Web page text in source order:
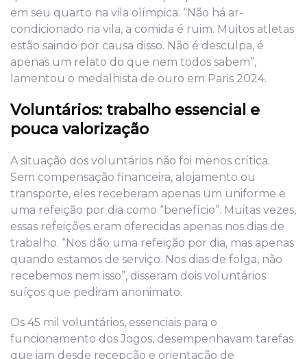
em seu quarto na vila olímpica. “Não há ar-
condicionado na vila, a comida é ruim. Muitos atletas
estão saindo por causa disso. Não é desculpa, é
apenas um relato do que nem todos sabem”,
lamentou o medalhista de ouro em Paris 2024.
Voluntários: trabalho essencial e
pouca valorização
A situação dos voluntários não foi menos crítica.
Sem compensação financeira, alojamento ou
transporte, eles receberam apenas um uniforme e
uma refeição por dia como “benefício”. Muitas vezes,
essas refeições eram oferecidas apenas nos dias de
trabalho. “Nos dão uma refeição por dia, mas apenas
quando estamos de serviço. Nos dias de folga, não
recebemos nem isso”, disseram dois voluntários
suíços que pediram anonimato.
Os 45 mil voluntários, essenciais para o
funcionamento dos Jogos, desempenhavam tarefas
que iam desde recepção e orientação de